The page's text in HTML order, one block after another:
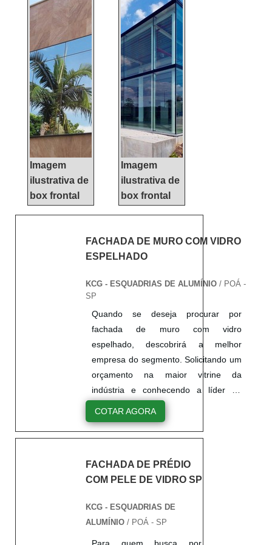
FACHADA CORTINAQuem
precisa de fachada cortina
de qualidade, tem que
conhecer a KCG ALUMÍNIO.
É possível encontrar janelas
de correr e janelas maxim
ar, focando em tecnologia e
desenvolvimento no que
gera resultado ao c...
Imagem
ilustrativa de
box frontal
Imagem
ilustrativa de
box frontal
FACHADA DE MURO COM VIDRO
ESPELHADO
KCG - ESQUADRIAS DE ALUMÍNIO / POÁ -
SP
Quando se deseja procurar por
fachada de muro com vidro
espelhado, descobrirá a melhor
empresa do segmento. Solicitando um
orçamento na maior vitrine da
indústria e conhecendo a líder do
mercado.DETALHES SOBRE
FACHADA DE MURO COM VIDRO
altamente qualificada, acha o site da
KCG ALUMÍNIO. Com grande
assunto é janelas de correr e porta de
correr, focando em tecnologia e
desenvolvimento no que gera
COTAR AGORA
FACHADA DE PRÉDIO
COM PELE DE VIDRO SP
KCG - ESQUADRIAS DE
ALUMÍNIO / POÁ - SP